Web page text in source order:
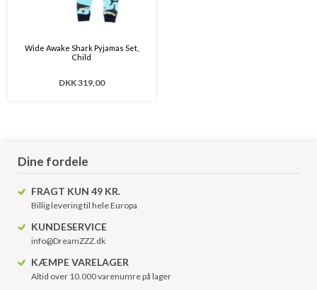
Wide Awake Shark Pyjamas Set,
Child
DKK 319,00
Dine fordele
FRAGT KUN 49 KR.
Billig levering til hele Europa
KUNDESERVICE
info@DreamZZZ.dk
KÆMPE VARELAGER
Altid over 10.000 varenumre på lager